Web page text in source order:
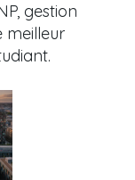
gestion
meilleur